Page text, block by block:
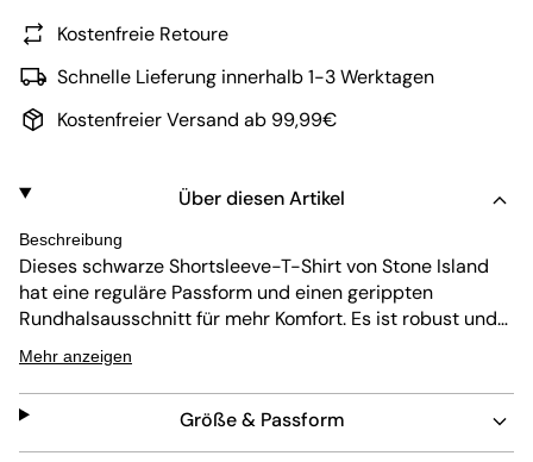
Kostenfreie Retoure
Schnelle Lieferung innerhalb 1-3 Werktagen
Kostenfreier Versand ab 99,99€
Über diesen Artikel
Beschreibung
Dieses schwarze Shortsleeve-T-Shirt von Stone Island
hat eine reguläre Passform und einen gerippten
Rundhalsausschnitt für mehr Komfort. Es ist robust und
pflegeleicht, perfekt für den täglichen Gebrauch. Das
schlichte Design setzt das ikonische Logo der Marke auf
dem Rücken in Szene und verleiht dem klassischen Teil
eine besondere Note.
Mehr anzeigen
Größe & Passform